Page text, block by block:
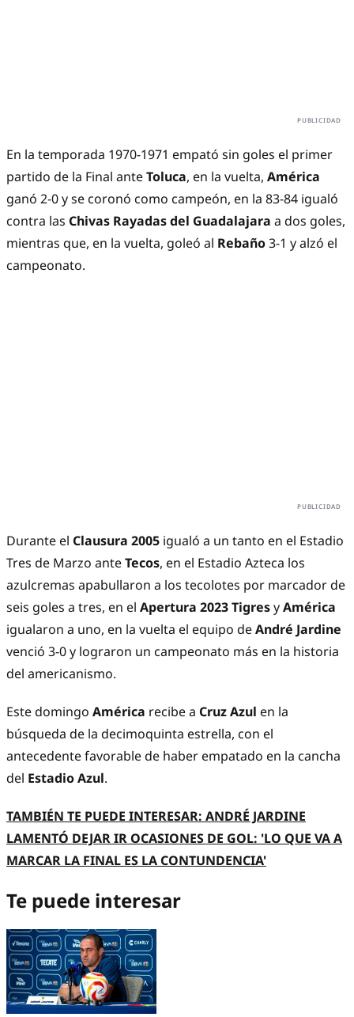
En la temporada 1970-1971 empató sin goles el primer
partido de la Final anteToluca, en la vuelta, América
ganó 2-0 y se coronó como campeón, en la 83-84 igualó
contra las Chivas Rayadas del Guadalajara a dos goles,
mientras que, en la vuelta, goleó al Rebaño3-1 y alzó el
campeonato.
Durante el Clausura 2005 igualó a un tanto en el Estadio
Tres de Marzo anteTecos, en el Estadio Azteca los
azulcremas apabullaron a los tecolotes por marcador de
seis goles a tres, en el Apertura 2023 TigresyAmérica
igualaron a uno, en la vuelta el equipo deAndré Jardine
venció 3-0 y lograron un campeonato más en la historia
del americanismo.
Este domingo América recibe a Cruz Azul en la
búsqueda de la decimoquinta estrella, con el
antecedente favorable de haber empatado en la cancha
del Estadio Azul.
TAMBIÉN TE PUEDE INTERESAR: ANDRÉ JARDINE
LAMENTÓ DEJAR IR OCASIONES DE GOL: 'LO QUE VA A
MARCAR LA FINAL ES LA CONTUNDENCIA'
Te puede interesar